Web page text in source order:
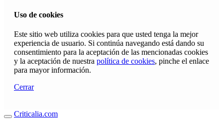
Uso de cookies
Este sitio web utiliza cookies para que usted tenga la mejor
experiencia de usuario. Si continúa navegando está dando su
consentimiento para la aceptación de las mencionadas cookies
y la aceptación de nuestra política de cookies, pinche el enlace
para mayor información.
Cerrar
Criticalia.com